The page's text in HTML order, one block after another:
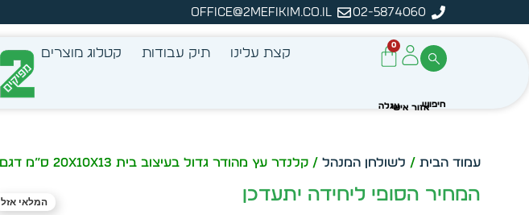
02-5874060
office@2mefikim.co.il
הזמן מיידית מתוך מלאי קיים
0
קצת עלינו תיק עבודות קטלוג מוצרים
עמוד הבית / לשולחן המנהל / קלנדר עץ מהודר גדול בעיצוב בית 20x10x13 ס”מ דגם 4605
המחיר הסופי ליחידה יתעדכן המלאי אזל